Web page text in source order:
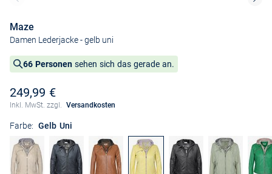
Maze
Damen Lederjacke- gelb uni
66 Personen sehen sich das gerade an.
249,99 €
Inkl. MwSt. zzgl. Versandkosten
Farbe: Gelb Uni